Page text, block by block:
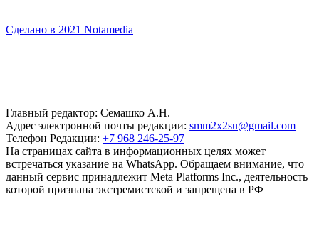
Сделано в 2021 Notamedia
Главный редактор: Семашко А.Н.
Адрес электронной почты редакции: smm2x2su@gmail.com
Телефон Редакции: +7 968 246-25-97
На страницах сайта в информационных целях может
встречаться указание на WhatsApp. Обращаем внимание, что
данный сервис принадлежит Meta Platforms Inc., деятельность
которой признана экстремистской и запрещена в РФ